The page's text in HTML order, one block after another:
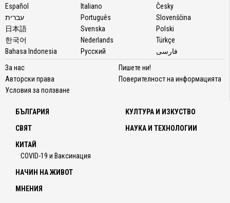
Español
עברית
日本語
한국어
Bahasa Indonesia
Italiano
Português
Svenska
Nederlands
Русский
Česky
Slovenščina
Polski
Türkçe
فارسی
За нас
Авторски права
Условия за ползване
Пишете ни!
Поверителност на информацията
БЪЛГАРИЯ
СВЯТ
КИТАЙ
COVID-19 и Ваксинация
КУЛТУРА И ИЗКУСТВО
НАУКА И ТЕХНОЛОГИИ
НАЧИН НА ЖИВОТ
МНЕНИЯ